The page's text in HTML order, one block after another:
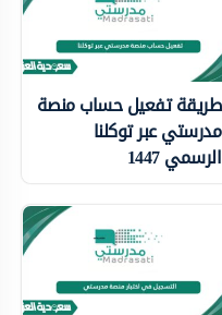
طريقة تفعيل حساب منصة
مدرستي عبر توكلنا
الرسمي 1447